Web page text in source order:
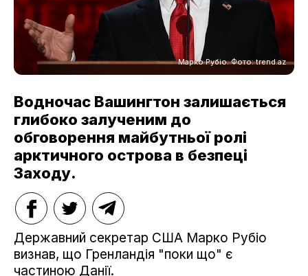
Марко Рубіо. Фото: trend.az
Водночас Вашингтон залишається
глибоко залученим до
обговорення майбутньої ролі
арктичного острова в безпеці
Заходу.
Державний секретар США Марко Рубіо
визнав, що Гренландія "поки що" є
частиною Данії.